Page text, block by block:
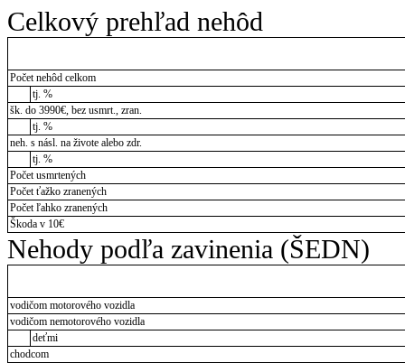
Celkový prehľad nehôd
Počet nehôd celkom
tj. %
šk. do 3990€, bez usmrt., zran.
tj. %
neh. s násl. na živote alebo zdr.
tj. %
Počet usmrtených
Počet ťažko zranených
Počet ľahko zranených
Škoda v 10€
Nehody podľa zavinenia (ŠEDN)
vodičom motorového vozidla
vodičom nemotorového vozidla
deťmi
chodcom